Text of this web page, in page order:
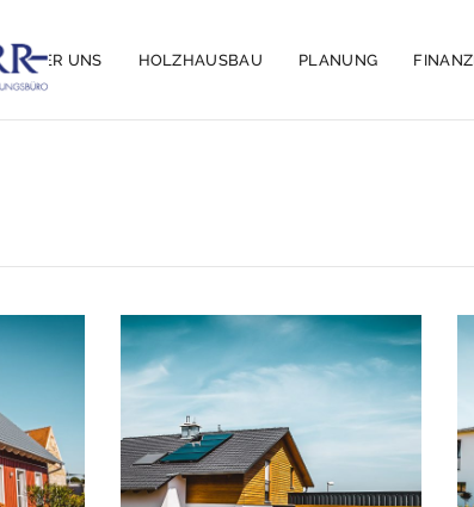
ÜBER UNS HOLZHAUSBAU PLANUNG